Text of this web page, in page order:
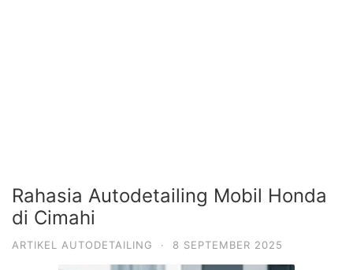
Rahasia Autodetailing Mobil Honda
di Cimahi
ARTIKEL AUTODETAILING · 8 SEPTEMBER 2025